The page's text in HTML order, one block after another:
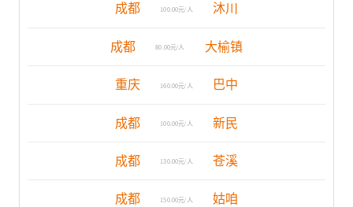
成都 100.00元/人 沐川
成都 80.00元/人 大榆镇
重庆 160.00元/人 巴中
成都 100.00元/人 新民
成都 130.00元/人 苍溪
成都 150.00元/人 姑咱